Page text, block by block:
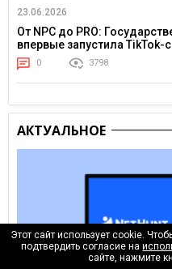
23.06.2026
От NPC до PRO:
впервые запустила
0 3798
АКТУАЛЬНОЕ
Этот сайт использует cookie.
подтвердить согласие на
сайте, нажмите